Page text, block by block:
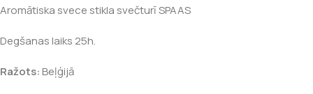
Aromātiska svece stikla svečturī SPAAS
Degšanas laiks 25h.
Ražots:Beļģijā